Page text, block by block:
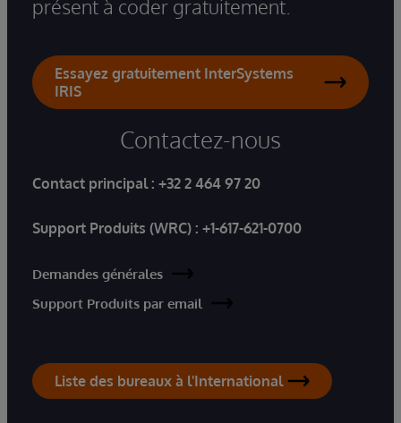
présent à coder gratuitement.
Essayez gratuitement InterSystems
IRIS
Contactez-nous
Contact principal : +32 2 464 97 20
Support Produits (WRC) : +1-617-621-0700
Demandes générales
Support Produits par email
Liste des bureaux à l'International